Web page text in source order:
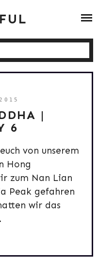
| H
von unserem
Hong
zum Nan Lian
Peak gefahren
wir das